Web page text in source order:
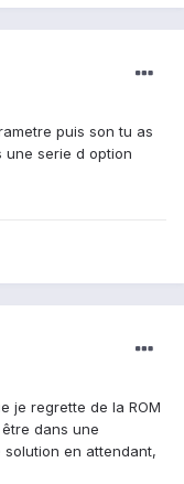
puis son tu as
une serie d option
je regrette de la ROM
dans une
en attendant,